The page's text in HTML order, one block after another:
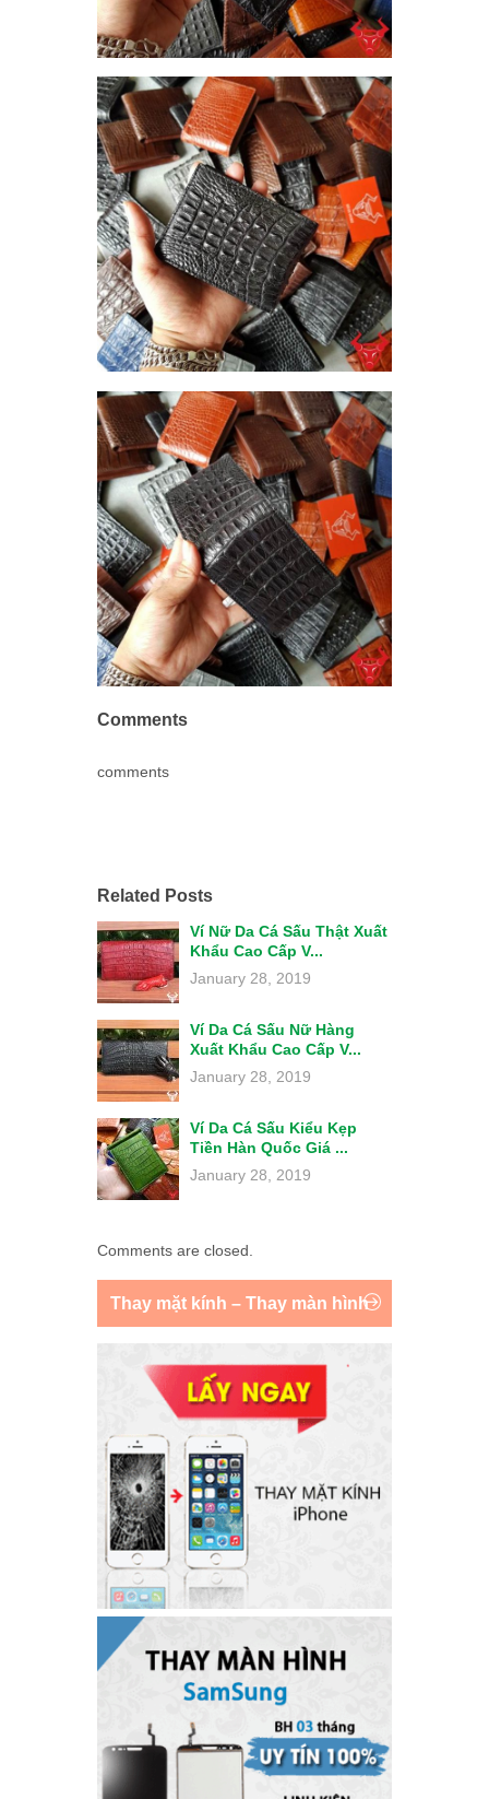
Comments
comments
Related Posts
Ví Nữ Da Cá Sấu Thật Xuất
Khẩu Cao Cấp V...
January 28, 2019
Ví Da Cá Sấu Nữ Hàng
Xuất Khẩu Cao Cấp V...
January 28, 2019
Ví Da Cá Sấu Kiểu Kẹp
Tiền Hàn Quốc Giá ...
January 28, 2019
Comments are closed.
Thay mặt kính – Thay màn hình